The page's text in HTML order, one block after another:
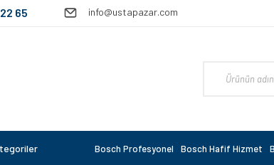
65 info@ustapazar.com
Bosch Profesyonel Bosch Hafif Hizmet